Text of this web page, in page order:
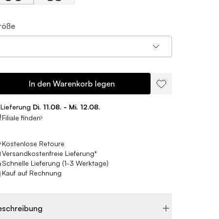
In den Warenkorb legen
Lieferung Di. 11.08. - Mi. 12.08.
Filiale finden
Kostenlose Retoure
Versandkostenfreie Lieferung*
Schnelle Lieferung (1-3 Werktage)
Kauf auf Rechnung